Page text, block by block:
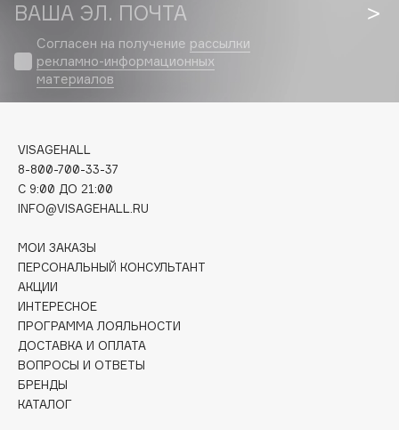
Celimax
Cettua
Chupa Chups
Clarette
Clinique
Clive Christian
Club De Nuit
Collagenina
Consly
Corimo
CosRX
Cottolina
Crescina
Cunzite
ВАША ЭЛ. ПОЧТА
Согласен на получение рассылки
рекламно-информационных
материалов
VISAGEHALL
8-800-700-33-37
C 9:00 ДО 21:00
INFO@VISAGEHALL.RU
МОИ ЗАКАЗЫ
ПЕРСОНАЛЬНЫЙ КОНСУЛЬТАНТ
АКЦИИ
ИНТЕРЕСНОЕ
ПРОГРАММА ЛОЯЛЬНОСТИ
ДОСТАВКА И ОПЛАТА
ВОПРОСЫ И ОТВЕТЫ
БРЕНДЫ
КАТАЛОГ